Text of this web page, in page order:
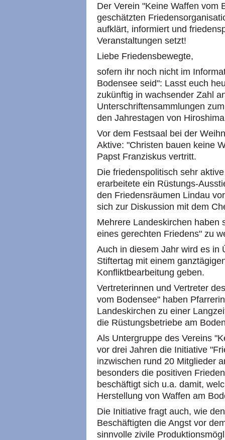
Der Verein "Keine Waffen vom
geschätzten
aufklärt, informiert und
Veranstaltungen setzt!
Liebe Friedensbewegte,
sofern ihr noch nicht im
Bodensee seid": Lasst euch
zukünftig in wachsender Zahl
Unterschriftensammlungen
den Jahrestagen von
Vor dem Festsaal bei der
Aktive: "Christen bauen keine
Papst Franziskus vertritt.
Die friedenspolitisch sehr
erarbeitete ein Rüstungs-
den Friedensräumen Lindau
sich zur Diskussion mit dem
Mehrere Landeskirchen haben
eines gerechten Friedens" zu
Auch in diesem Jahr wird es in
Stiftertag mit einem
Konfliktbearbeitung geben.
Vertreterinnen und Vertreter
vom Bodensee" haben
Landeskirchen zu einer
die Rüstungsbetriebe am
Als Untergruppe des Vereins
vor drei Jahren die Initiative
inzwischen rund 20 Mitglieder
besonders die positiven
beschäftigt sich u.a. damit,
Herstellung von Waffen am
Die Initiative fragt auch, wie
Beschäftigten die Angst vor
sinnvolle zivile